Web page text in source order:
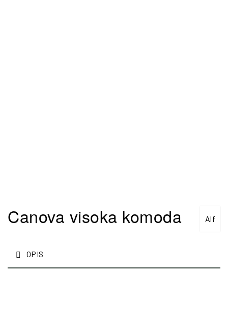
Alf
Canova visoka komoda
OPIS